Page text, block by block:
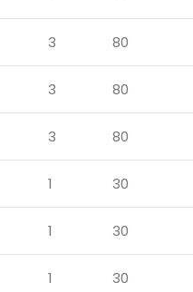
3 80
3 80
3 80
1 30
1 30
1 30